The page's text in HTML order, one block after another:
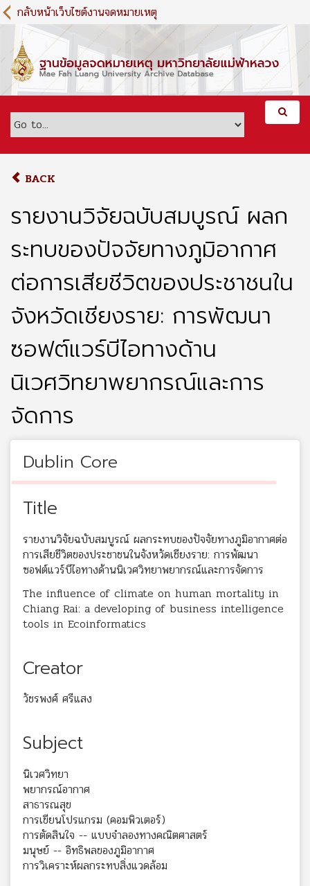
S
k
m
c
กลับหน้าเว็บไซต์งานจดหมายเหตุ
BACK
รายงานวิจัยฉบับสมบูรณ์ ผลก
ระทบของปัจจัยทางภูมิอากาศ
ต่อการเสียชีวิตของประชาชนใน
จังหวัดเชียงราย: การพัฒนา
ซอฟต์แวร์บีไอทางด้าน
นิเวศวิทยาพยากรณ์และการ
จัดการ
Dublin Core
Title
รายงานวิจัยฉบับสมบูรณ์ ผลกระทบของปัจจัยทางภูมิอากาศต่อ
การเสียชีวิตของประชาชนในจังหวัดเชียงราย: การพัฒนา
ซอฟต์แวร์บีไอทางด้านนิเวศวิทยาพยากรณ์และการจัดการ
The influence of climate on human mortality in
Chiang Rai: a developing of business intelligence
tools in Ecoinformatics
Creator
วัชรพงศ์ ศรีแสง
Subject
นิเวศวิทยา
พยากรณ์อากาศ
สาธารณสุข
การเขียนโปรแกรม (คอมพิวเตอร์)
การตัดสินใจ -- แบบจำลองทางคณิตศาสตร์
มนุษย์ -- อิทธิพลของภูมิอากาศ
การวิเคราะห์ผลกระทบสิ่งแวดล้อม